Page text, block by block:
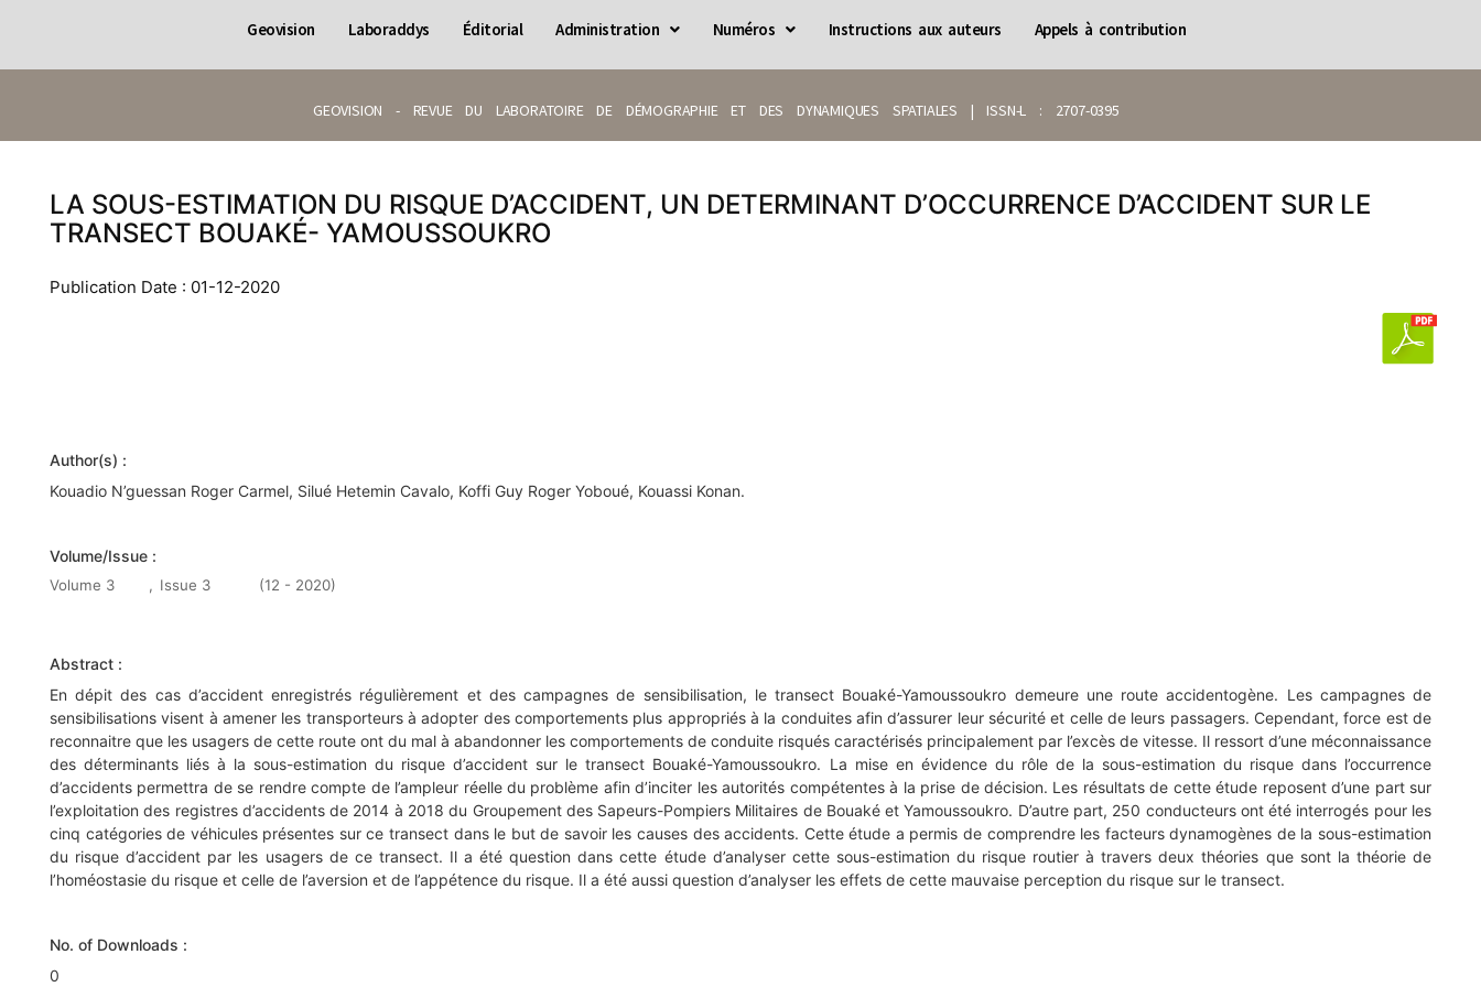
Geovision Laboraddys Éditorial Administration Numéros Instructions aux auteurs Appels à contribution
GEOVISION - REVUE DU LABORATOIRE DE DÉMOGRAPHIE ET DES DYNAMIQUES SPATIALES | ISSN-L : 2707-0395
LA SOUS-ESTIMATION DU RISQUE D’ACCIDENT, UN DETERMINANT D’OCCURRENCE D’ACCIDENT SUR LE
TRANSECT BOUAKÉ- YAMOUSSOUKRO
Publication Date : 01-12-2020
Author(s) :
Kouadio N’guessan Roger Carmel, Silué Hetemin Cavalo, Koffi Guy Roger Yoboué, Kouassi Konan.
Volume/Issue :
Volume 3 , Issue 3 (12 - 2020)
Abstract :
En dépit des cas d’accident enregistrés régulièrement et des campagnes de sensibilisation, le transect Bouaké-Yamoussoukro demeure une route accidentogène. Les campagnes de
sensibilisations visent à amener les transporteurs à adopter des comportements plus appropriés à la conduites afin d’assurer leur sécurité et celle de leurs passagers. Cependant, force est de
reconnaitre que les usagers de cette route ont du mal à abandonner les comportements de conduite risqués caractérisés principalement par l’excès de vitesse. Il ressort d’une méconnaissance
des déterminants liés à la sous-estimation du risque d’accident sur le transect Bouaké-Yamoussoukro. La mise en évidence du rôle de la sous-estimation du risque dans l’occurrence
d’accidents permettra de se rendre compte de l’ampleur réelle du problème afin d’inciter les autorités compétentes à la prise de décision. Les résultats de cette étude reposent d’une part sur
l’exploitation des registres d’accidents de 2014 à 2018 du Groupement des Sapeurs-Pompiers Militaires de Bouaké et Yamoussoukro. D’autre part, 250 conducteurs ont été interrogés pour les
cinq catégories de véhicules présentes sur ce transect dans le but de savoir les causes des accidents. Cette étude a permis de comprendre les facteurs dynamogènes de la sous-estimation
du risque d’accident par les usagers de ce transect. Il a été question dans cette étude d’analyser cette sous-estimation du risque routier à travers deux théories que sont la théorie de
l’homéostasie du risque et celle de l’aversion et de l’appétence du risque. Il a été aussi question d’analyser les effets de cette mauvaise perception du risque sur le transect.
No. of Downloads :
0